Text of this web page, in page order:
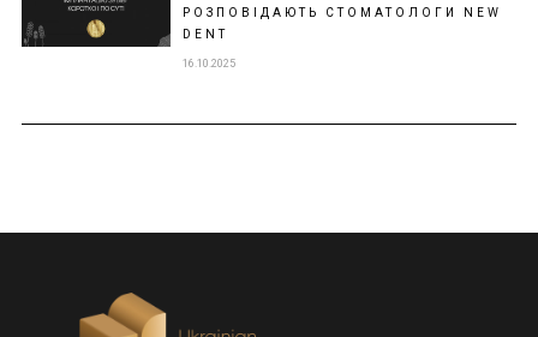
РОЗПОВІДАЮТЬ СТОМАТОЛОГИ NEW
DENT
16.10.2025